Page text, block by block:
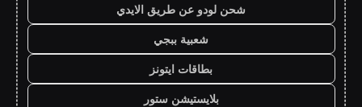
شحن لودو عن طريق الايدي
شعبية ببجي
بطاقات ايتونز
بلايستيشن ستور